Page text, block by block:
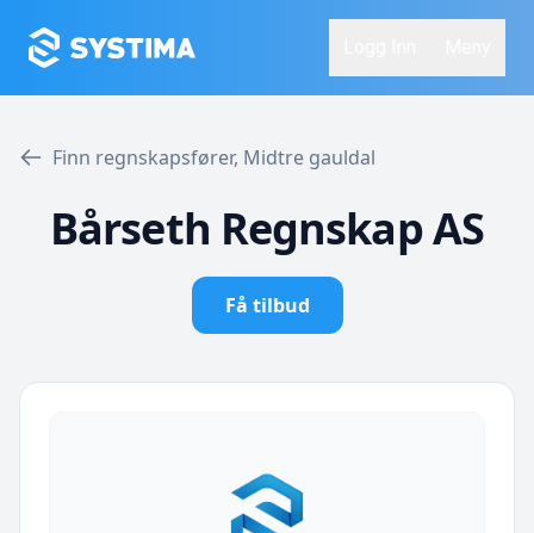
Finn regnskapsfører, Midtre gauldal
Bårseth Regnskap AS
Få tilbud